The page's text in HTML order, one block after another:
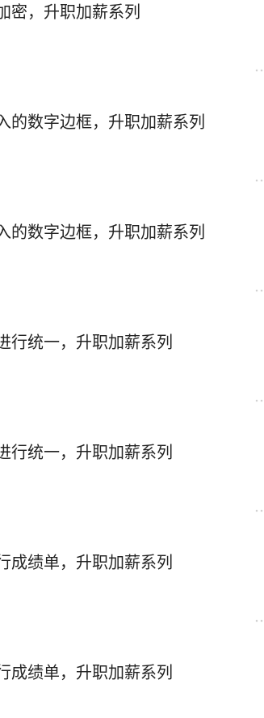
密，升职加薪系列
的数字边框，升职加薪系列
的数字边框，升职加薪系列
行统一，升职加薪系列
行统一，升职加薪系列
成绩单，升职加薪系列
成绩单，升职加薪系列